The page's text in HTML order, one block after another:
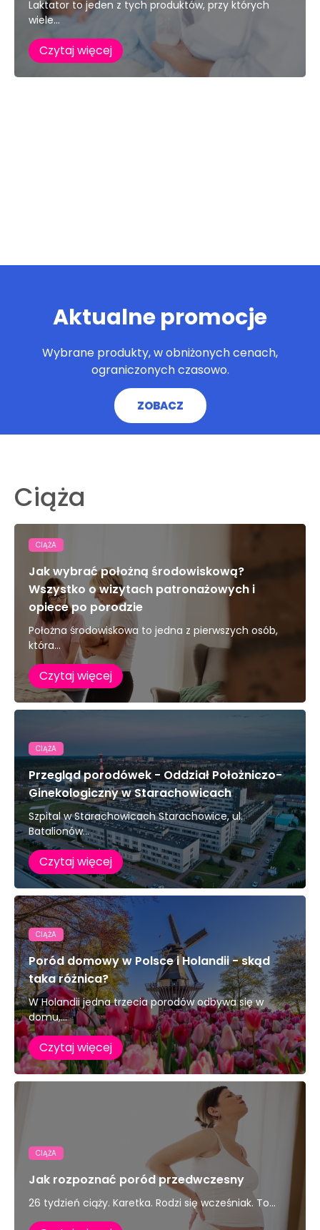
Laktator to jeden z tych produktów, przy których
wiele...
Czytaj więcej
Aktualne promocje
Wybrane produkty, w obniżonych cenach,
ograniczonych czasowo.
ZOBACZ
Ciąża
CIĄŻA
Jak wybrać położną środowiskową?
Wszystko o wizytach patronażowych i
opiece po porodzie
Położna środowiskowa to jedna z pierwszych osób,
która...
Czytaj więcej
CIĄŻA
Przegląd porodówek - Oddział Położniczo-
Ginekologiczny w Starachowicach
Szpital w Starachowicach Starachowice, ul.
Batalionów...
Czytaj więcej
CIĄŻA
Poród domowy w Polsce i Holandii - skąd
taka różnica?
W Holandii jedna trzecia porodów odbywa się w
domu,...
Czytaj więcej
CIĄŻA
Jak rozpoznać poród przedwczesny
26 tydzień ciąży. Karetka. Rodzi się wcześniak. To...